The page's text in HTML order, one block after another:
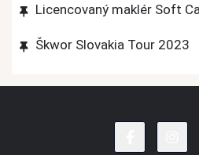
Licencovaný maklér Soft
Škwor Slovakia Tour 2023